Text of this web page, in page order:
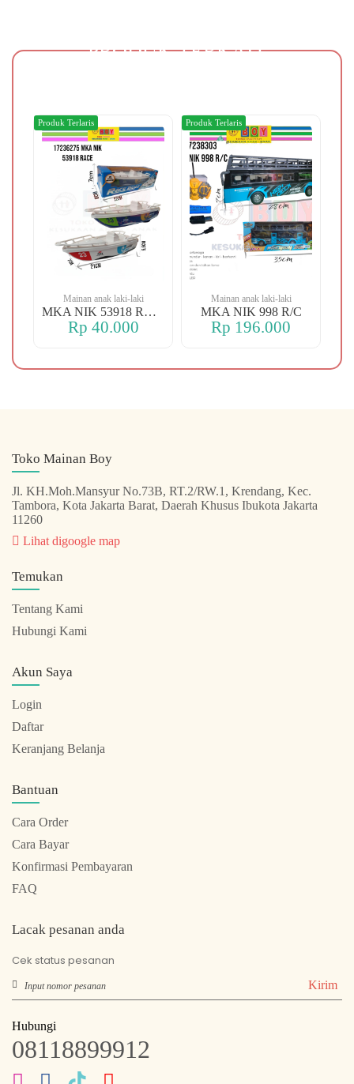
PRODUK TERKAIT
Mainan anak laki-laki
MKA NIK 53918 RACE
Rp 40.000
Produk Terlaris
Mainan anak laki-laki
MKA NIK 998 R/C
Rp 196.000
Produk Terlaris
Toko Mainan Boy
Jl. KH.Moh.Mansyur No.73B, RT.2/RW.1, Krendang, Kec.
Tambora, Kota Jakarta Barat, Daerah Khusus Ibukota Jakarta
11260
Lihat digoogle map
Temukan
Tentang Kami
Hubungi Kami
Akun Saya
Login
Daftar
Keranjang Belanja
Bantuan
Cara Order
Cara Bayar
Konfirmasi Pembayaran
FAQ
Lacak pesanan anda
Cek status pesanan
Kirim
Hubungi
08118899912